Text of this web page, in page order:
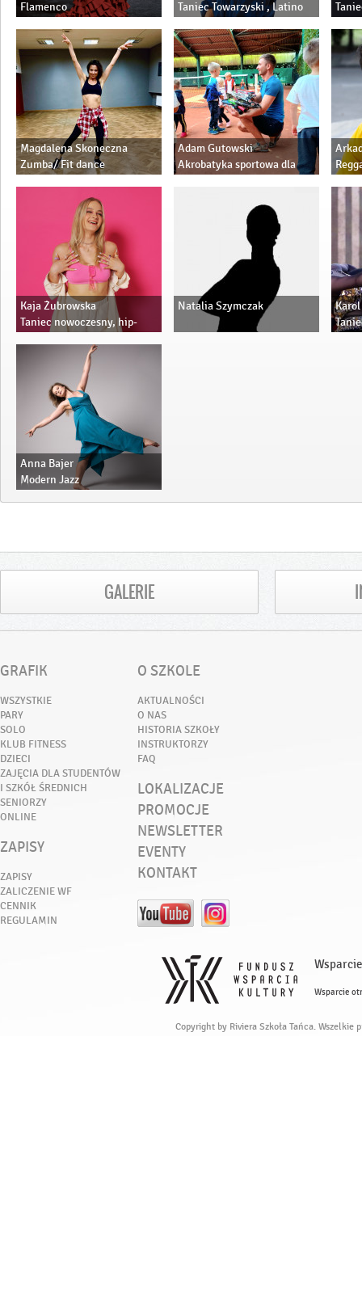
Flamenco
Taniec Towarzyski , Latino
heels, Ladies style
Magdalena Skoneczna
Zumba/ Fit dance
Adam Gutowski
Akrobatyka sportowa dla
Kaja Żubrowska
Taniec nowoczesny, hip-
muzyką, high heels
Natalia Szymczak
Anna Bajer
Modern Jazz
GALERIE
GRAFIK
WSZYSTKIE
PARY
SOLO
KLUB FITNESS
DZIECI
ZAJĘCIA DLA STUDENTÓW
I SZKÓŁ ŚREDNICH
SENIORZY
ONLINE
ZAPISY
ZAPISY
ZALICZENIE WF
CENNIK
REGULAMIN
O SZKOLE
AKTUALNOŚCI
O NAS
HISTORIA SZKOŁY
INSTRUKTORZY
FAQ
LOKALIZACJE
PROMOCJE
NEWSLETTER
EVENTY
KONTAKT
Wsparcie
Copyright by Riviera Szkoła Tańca. Wszelkie